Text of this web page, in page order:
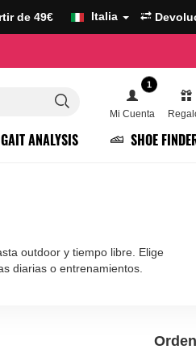
de 49€ Italia
1
Mi Cuenta
GAIT ANALYSIS SHOE
outdoor y tiempo libre. Elige
diarias o entrenamientos.